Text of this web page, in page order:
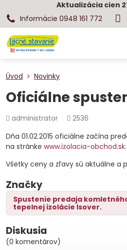
Aktualizácia cien
Informácie 0948 161 772
Úvod Novinky
Oficiálne
Pridal
administrator
Počet
2536
Dňa 01.02.2015 oficiálne začína
na stránke www.izolacia-obchod.sk.
Všetky ceny a zľavy sú aktuálne a
Značky
Spustenie predaja
tepelnej izolácie Isover.
Diskusia
(0 komentárov)